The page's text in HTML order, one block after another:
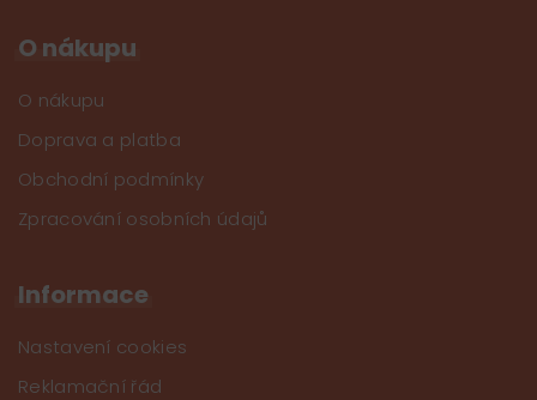
O nákupu
O nákupu
Doprava a platba
Obchodní podmínky
Zpracování osobních údajů
Informace
Nastavení cookies
Reklamační řád